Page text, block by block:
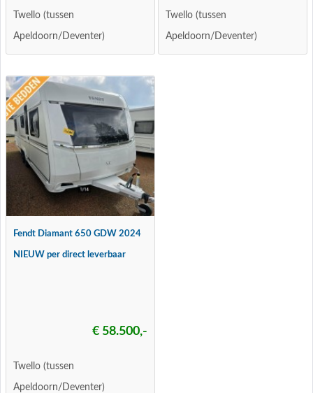
Twello (tussen
Apeldoorn/Deventer)
Twello (tussen
Apeldoorn/Deventer)
Fendt Diamant 650 GDW 2024
NIEUW per direct leverbaar
€ 58.500,-
Twello (tussen
Apeldoorn/Deventer)